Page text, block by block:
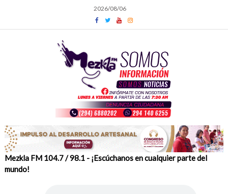
content
2026/08/06
Mezkla FM 104.7 / 98.1 - ¡Escúchanos en cualquier parte del
mundo!